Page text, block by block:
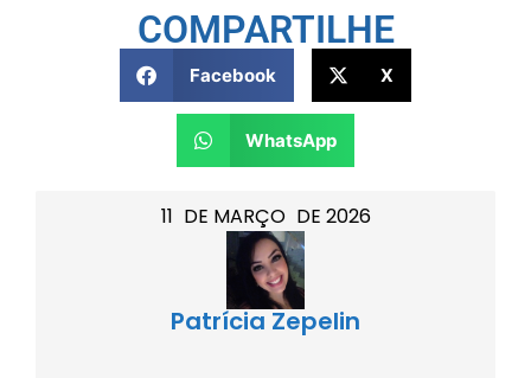
11 DE MARÇO DE 2026
Patrícia Zepelin
COMPARTILHE
Facebook X
WhatsApp